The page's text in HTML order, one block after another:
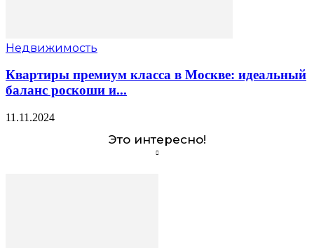
Недвижимость
Квартиры премиум класса в Москве: идеальный
баланс роскоши и...
11.11.2024
Это интересно!